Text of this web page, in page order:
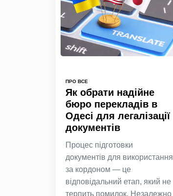
ПРО ВСЕ
Як обрати надійне
бюро перекладів в
Одесі для легалізації
документів
Процес підготовки
документів для використання
за кордоном — це
відповідальний етап, який не
терпить помилок. Незалежно